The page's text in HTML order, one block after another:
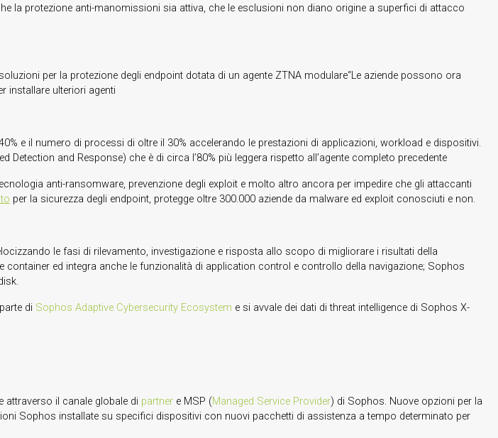
la protezione anti-manomissioni sia attiva, che le esclusioni non diano origine a superfici di attacco
per la protezione degli endpoint dotata di un agente ZTNA modulare“Le aziende possono ora
installare ulteriori agenti
e il numero di processi di oltre il 30% accelerando le prestazioni di applicazioni, workload e dispositivi.
and Response) che è di circa l’80% più leggera rispetto all’agente completo precedente
anti-ransomware, prevenzione degli exploit e molto altro ancora per impedire che gli attaccanti
per la sicurezza degli endpoint, protegge oltre 300.000 aziende da malware ed exploit conosciuti e non.
le fasi di rilevamento, investigazione e risposta allo scopo di migliorare i risultati della
ed integra anche le funzionalità di application control e controllo della navigazione; Sophos
di Sophos Adaptive Cybersecurity Ecosystem e si avvale dei dati di threat intelligence di Sophos X-
attraverso il canale globale di partner e MSP (Managed Service Provider) di Sophos. Nuove opzioni per la
Sophos installate su specifici dispositivi con nuovi pacchetti di assistenza a tempo determinato per